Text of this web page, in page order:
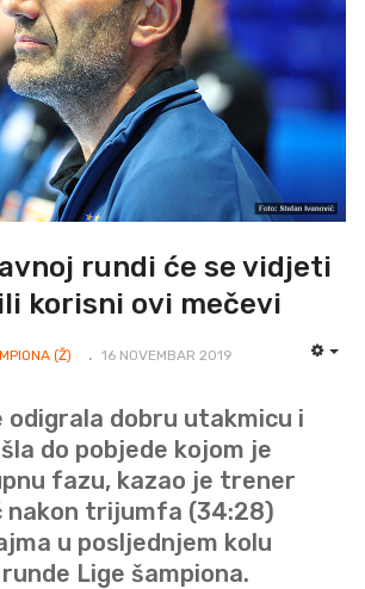
rundi će se vidjeti
korisni ovi mečevi
(Ž) 16 NOVEMBAR 2019
odigrala dobru utakmicu i
do pobjede kojom je
fazu, kazao je trener
nakon trijumfa (34:28)
u posljednjem kolu
Lige šampiona.